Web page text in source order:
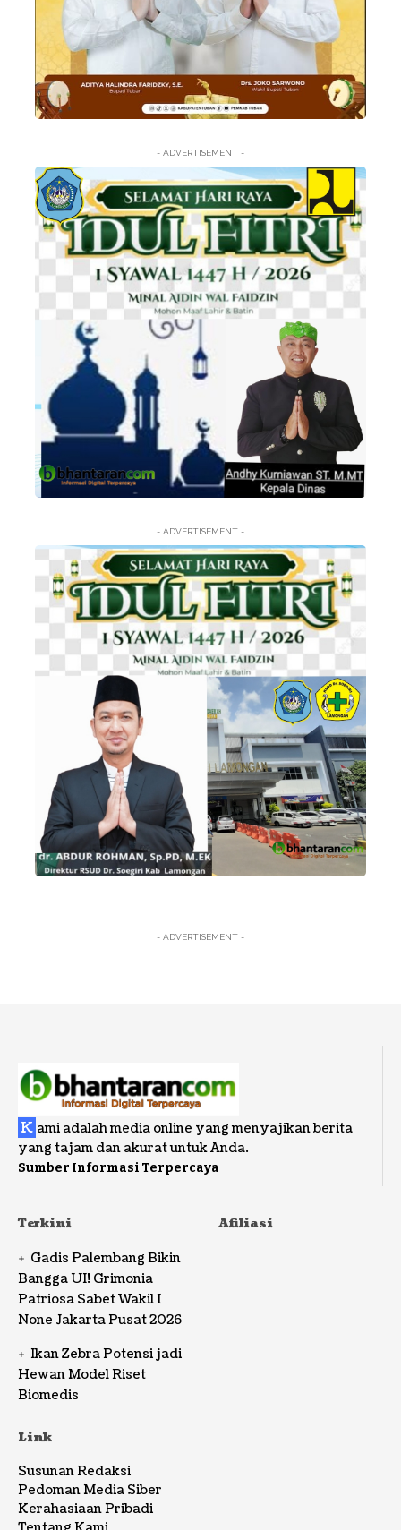
- ADVERTISEMENT -
- ADVERTISEMENT -
- ADVERTISEMENT -
K ami adalah media online yang menyajikan berita
yang tajam dan akurat untuk Anda.
Sumber Informasi Terpercaya
Terkini
Gadis Palembang Bikin
Bangga UI! Grimonia
Patriosa Sabet Wakil I
None Jakarta Pusat 2026
Ikan Zebra Potensi jadi
Hewan Model Riset
Biomedis
Afiliasi
Link
Susunan Redaksi
Pedoman Media Siber
Kerahasiaan Pribadi